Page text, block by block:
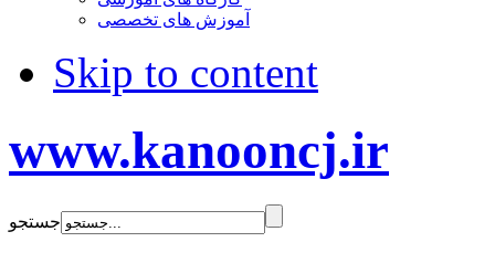
آموزش های تخصصی
Skip to content
www.kanooncj.ir
جستجو